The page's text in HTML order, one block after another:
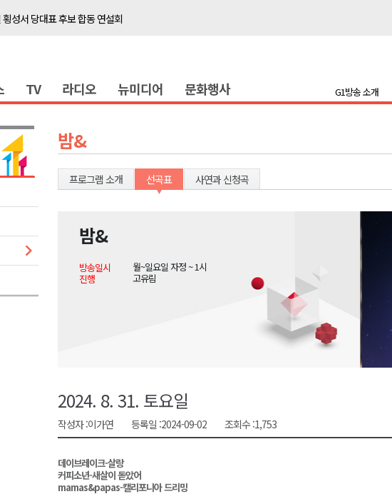
횡성서 당대표 후보 합동 연설회
애아동전담어린이집' 개원
지 '초등학생 틈새 돌봄' 시행
, 공기업 평가 2년 연속 '다'등급
담회..우상호 "하나된 공동체"
횡성서 당대표 후보 합동 연설회
역~월정리역 경원선 복원 재개
파트 정전..천 백여세대 불편
담회..우상호 "하나된 공동체"
북·납북귀환어부 국가폭력 사과
TV 라디오 뉴미디어 문화행사 G1방송 소개
밤&
프로그램 소개 선곡표 사연과 신청곡
밤&
방송일시
월~일요일 자정 ~ 1시
진행
고유림
2024. 8. 31. 토요일
작성자 :이가연 등록일 :2024-09-02 조회수 :1,753
데이브레이크-살랑
커피소년-새살이 돋았어
mamas&papas-캘리포니아 드리밍